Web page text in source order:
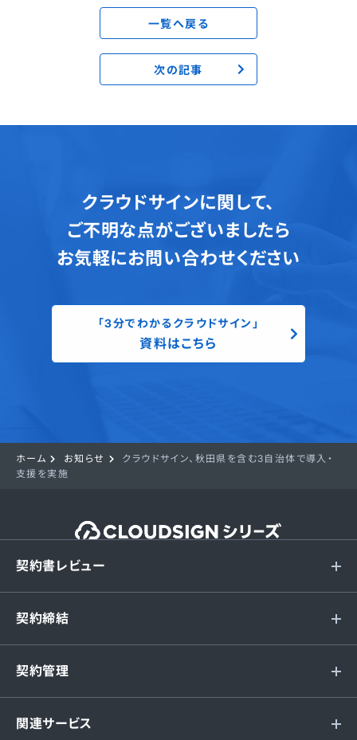
一覧へ戻る
次の記事
クラウドサインに関して、
ご不明な点がございましたら
お気軽にお問い合わせください
「3分でわかるクラウドサイン」
資料はこちら
ホーム お知らせ
クラウドサイン、秋田県を含む3自治体で導入・
支援を実施
契約書レビュー
契約締結
契約管理
関連サービス